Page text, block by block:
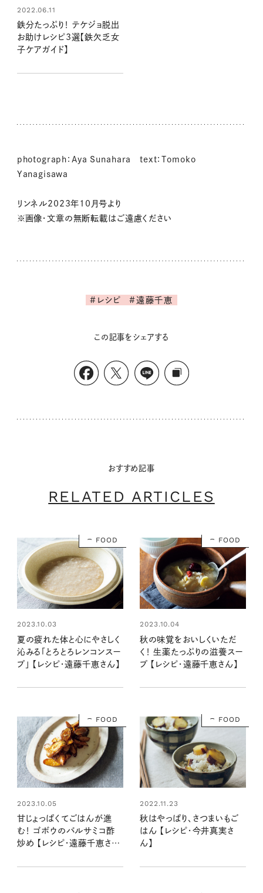
2022.06.11
鉄分たっぷり！ テケジョ脱出
お助けレシピ3選【鉄欠乏女
子ケアガイド】
photograph：Aya Sunahara text：Tomoko
Yanagisawa
リンネル2023年10月号より
※画像・文章の無断転載はご遠慮ください
#レシピ #遠藤千恵
この記事をシェアする
おすすめ記事
RELATED ARTICLES
FOOD
2023.10.03
夏の疲れた体と心にやさしく
沁みる「とろとろレンコンスー
プ」 【レシピ・遠藤千恵さん】
FOOD
2023.10.04
秋の味覚をおいしくいただ
く！ 生薬たっぷりの滋養スー
プ 【レシピ・遠藤千恵さん】
FOOD
2023.10.05
甘じょっぱくてごはんが進
む！ ゴボウのバルサミコ酢
炒め 【レシピ・遠藤千恵さ
FOOD
2022.11.23
秋はやっぱり、さつまいもご
はん 【レシピ・今井真実さ
ん】